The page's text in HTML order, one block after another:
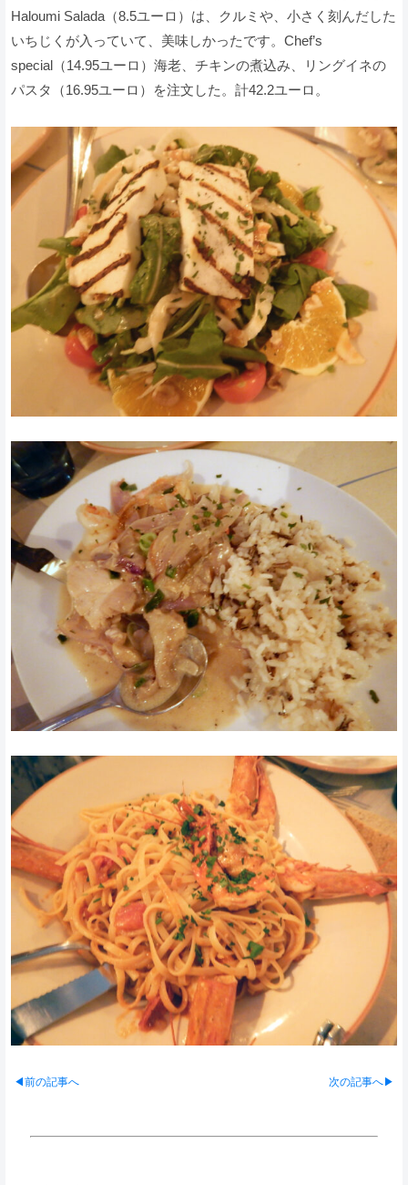
Haloumi Salada（8.5ユーロ）は、クルミや、小さく刻んだした
いちじくが入っていて、美味しかったです。Chef’s
special（14.95ユーロ）海老、チキンの煮込み、リングイネの
パスタ（16.95ユーロ）を注文した。計42.2ユーロ。
◀前の記事へ 次の記事へ▶